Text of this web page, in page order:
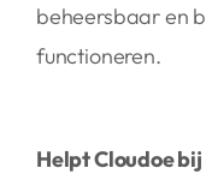
beheersbaar en
functioneren.
Helpt Cloudoe